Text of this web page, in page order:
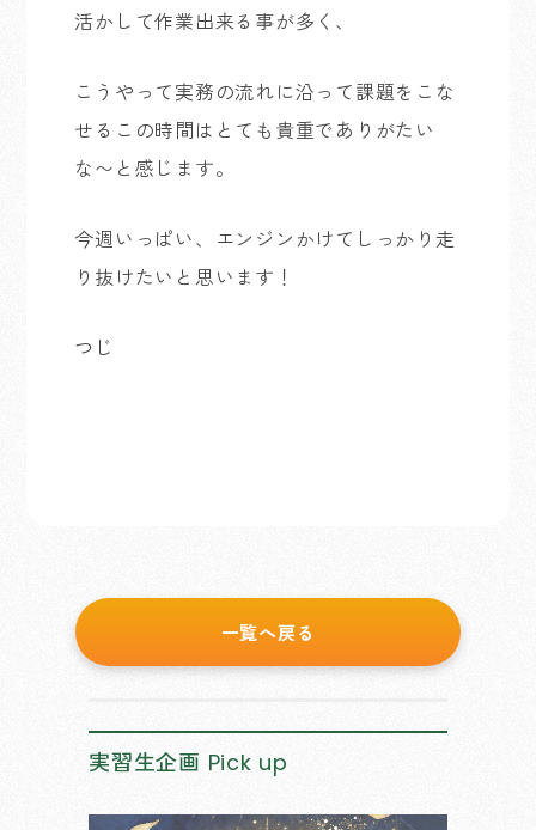
活かして作業出来る事が多く、
こうやって実務の流れに沿って課題をこな
せるこの時間はとても貴重でありがたい
な〜と感じます。
今週いっぱい、エンジンかけてしっかり走
り抜けたいと思います！
つじ
一覧へ戻る
実習生企画 Pick up